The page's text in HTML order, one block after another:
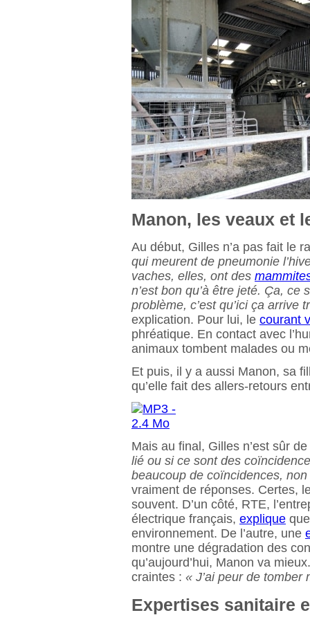
Manon, les veaux et
Au début, Gilles n’a pas fait le
qui meurent de pneumonie
vaches, elles, ont des
n’est bon qu’à être jeté. Ça,
problème, c’est qu’ici ça arrive
explication. Pour lui, le courant
phréatique. En contact avec
animaux tombent malades ou
Et puis, il y a aussi Manon, sa
qu’elle fait des allers-retours
Mais au final, Gilles n’est sûr
lié ou si ce sont des
beaucoup de coïncidences, non
vraiment de réponses. Certes,
souvent. D’un côté, RTE,
électrique français, explique
environnement. De l’autre, une
montre une dégradation des
qu’aujourd’hui, Manon va
craintes : « J’ai peur de tomber
Expertises sanitaire